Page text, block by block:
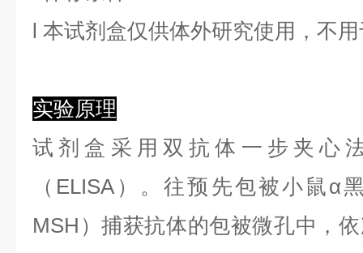
l 本试剂盒仅供体外研究使用，不
实验原理
试剂盒采用双抗体一步夹心
（ELISA）。往预先包被小鼠α
MSH）捕获抗体的包被微孔中，